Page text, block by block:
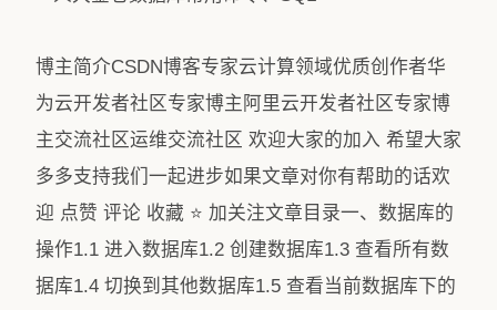
‍博主简介CSDN博客专家云计算领域优质创作者华
为云开发者社区专家博主阿里云开发者社区专家博
主交流社区运维交流社区 欢迎大家的加入 希望大家
多多支持我们一起进步如果文章对你有帮助的话欢
迎 点赞 评论 收藏 ⭐️ 加关注文章目录一、数据库的
操作1.1 进入数据库1.2 创建数据库1.3 查看所有数
据库1.4 切换到其他数据库1.5 查看当前数据库下的